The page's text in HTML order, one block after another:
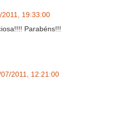
2011, 19:33:00
Parabéns!!!
07/2011, 12:21:00